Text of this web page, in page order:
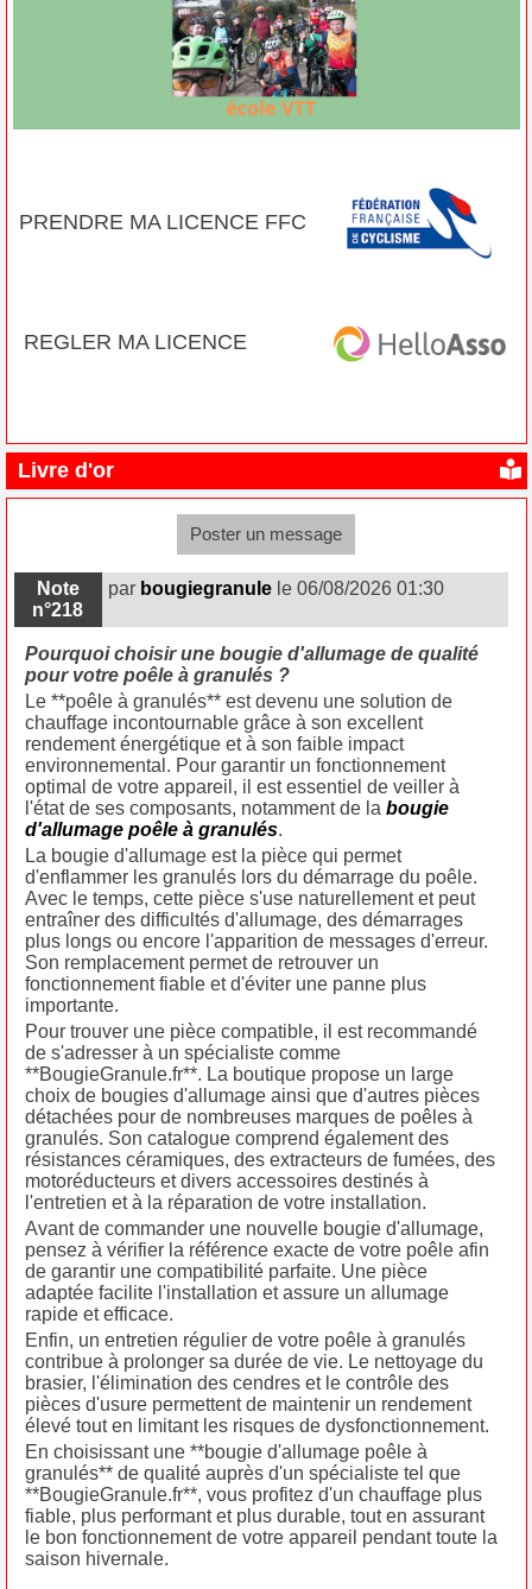
PRENDRE MA LICENCE FFC
REGLER MA LICENCE
Livre d'or
Poster un message
Note
n°218
par bougiegranule le 06/08/2026 01:30
Pourquoi choisir une bougie d'allumage de qualité
pour votre poêle à granulés ?
Le **poêle à granulés** est devenu une solution de
chauffage incontournable grâce à son excellent
rendement énergétique et à son faible impact
environnemental. Pour garantir un fonctionnement
optimal de votre appareil, il est essentiel de veiller à
l'état de ses composants, notamment de la bougie
d'allumage poêle à granulés.
La bougie d'allumage est la pièce qui permet
d'enflammer les granulés lors du démarrage du poêle.
Avec le temps, cette pièce s'use naturellement et peut
entraîner des difficultés d'allumage, des démarrages
plus longs ou encore l'apparition de messages d'erreur.
Son remplacement permet de retrouver un
fonctionnement fiable et d'éviter une panne plus
importante.
Pour trouver une pièce compatible, il est recommandé
de s'adresser à un spécialiste comme
**BougieGranule.fr**. La boutique propose un large
choix de bougies d'allumage ainsi que d'autres pièces
détachées pour de nombreuses marques de poêles à
granulés. Son catalogue comprend également des
résistances céramiques, des extracteurs de fumées, des
motoréducteurs et divers accessoires destinés à
l'entretien et à la réparation de votre installation.
Avant de commander une nouvelle bougie d'allumage,
pensez à vérifier la référence exacte de votre poêle afin
de garantir une compatibilité parfaite. Une pièce
adaptée facilite l'installation et assure un allumage
rapide et efficace.
Enfin, un entretien régulier de votre poêle à granulés
contribue à prolonger sa durée de vie. Le nettoyage du
brasier, l'élimination des cendres et le contrôle des
pièces d'usure permettent de maintenir un rendement
élevé tout en limitant les risques de dysfonctionnement.
En choisissant une **bougie d'allumage poêle à
granulés** de qualité auprès d'un spécialiste tel que
**BougieGranule.fr**, vous profitez d'un chauffage plus
fiable, plus performant et plus durable, tout en assurant
le bon fonctionnement de votre appareil pendant toute la
saison hivernale.